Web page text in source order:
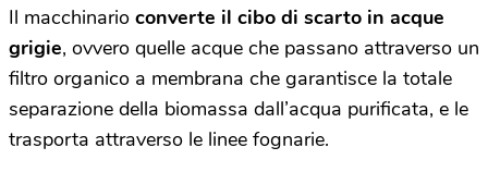
Il macchinario converte il cibo di scarto in acque
grigie, ovvero quelle acque che passano attraverso un
filtro organico a membrana che garantisce la totale
separazione della biomassa dall’acqua purificata, e le
trasporta attraverso le linee fognarie.